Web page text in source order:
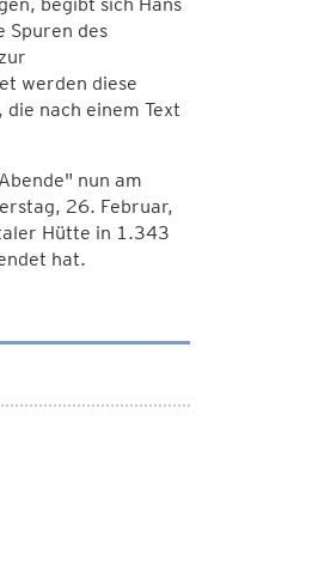
Spuren des
werden diese
nach einem Text
nun am
26. Februar,
Hütte in 1.343
hat.